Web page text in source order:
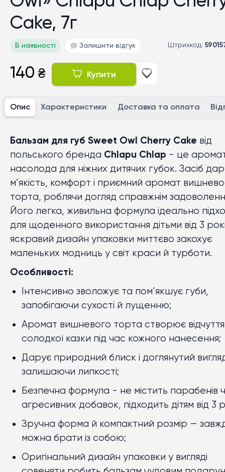
Cake, 7г
В наявності Залишити відгук Штрихкод:
140 ₴ Купити
Опис Характеристики Доставка та оплата
Бальзам для губ Sweet Owl Cherry Cake від
польського бренда Chlapu Chlap - це
насолода для ніжних дитячих губок. Засіб
м’якість, комфорт і приємний аромат
торта, роблячи догляд справжнім
Його легка, живильна формула ідеально
для щоденного використання дітьми від 3
яскравий дизайн упаковки миттєво закохує
маленьких модниць у світ краси й турботи.
Особливості:
Інтенсивно зволожує та пом’якшує губи,
запобігаючи сухості й лущенню;
Аромат вишневого торта створює відчуття
солодкої казки під час кожного нанесення;
Дарує природний блиск і доглянутий
залишаючи липкості;
Безпечна формула - не містить парабенів
агресивних добавок, підходить дітям від 3
Зручна форма й компактний розмір —
можна брати із собою;
Оригінальний дизайн упаковки у вигляді